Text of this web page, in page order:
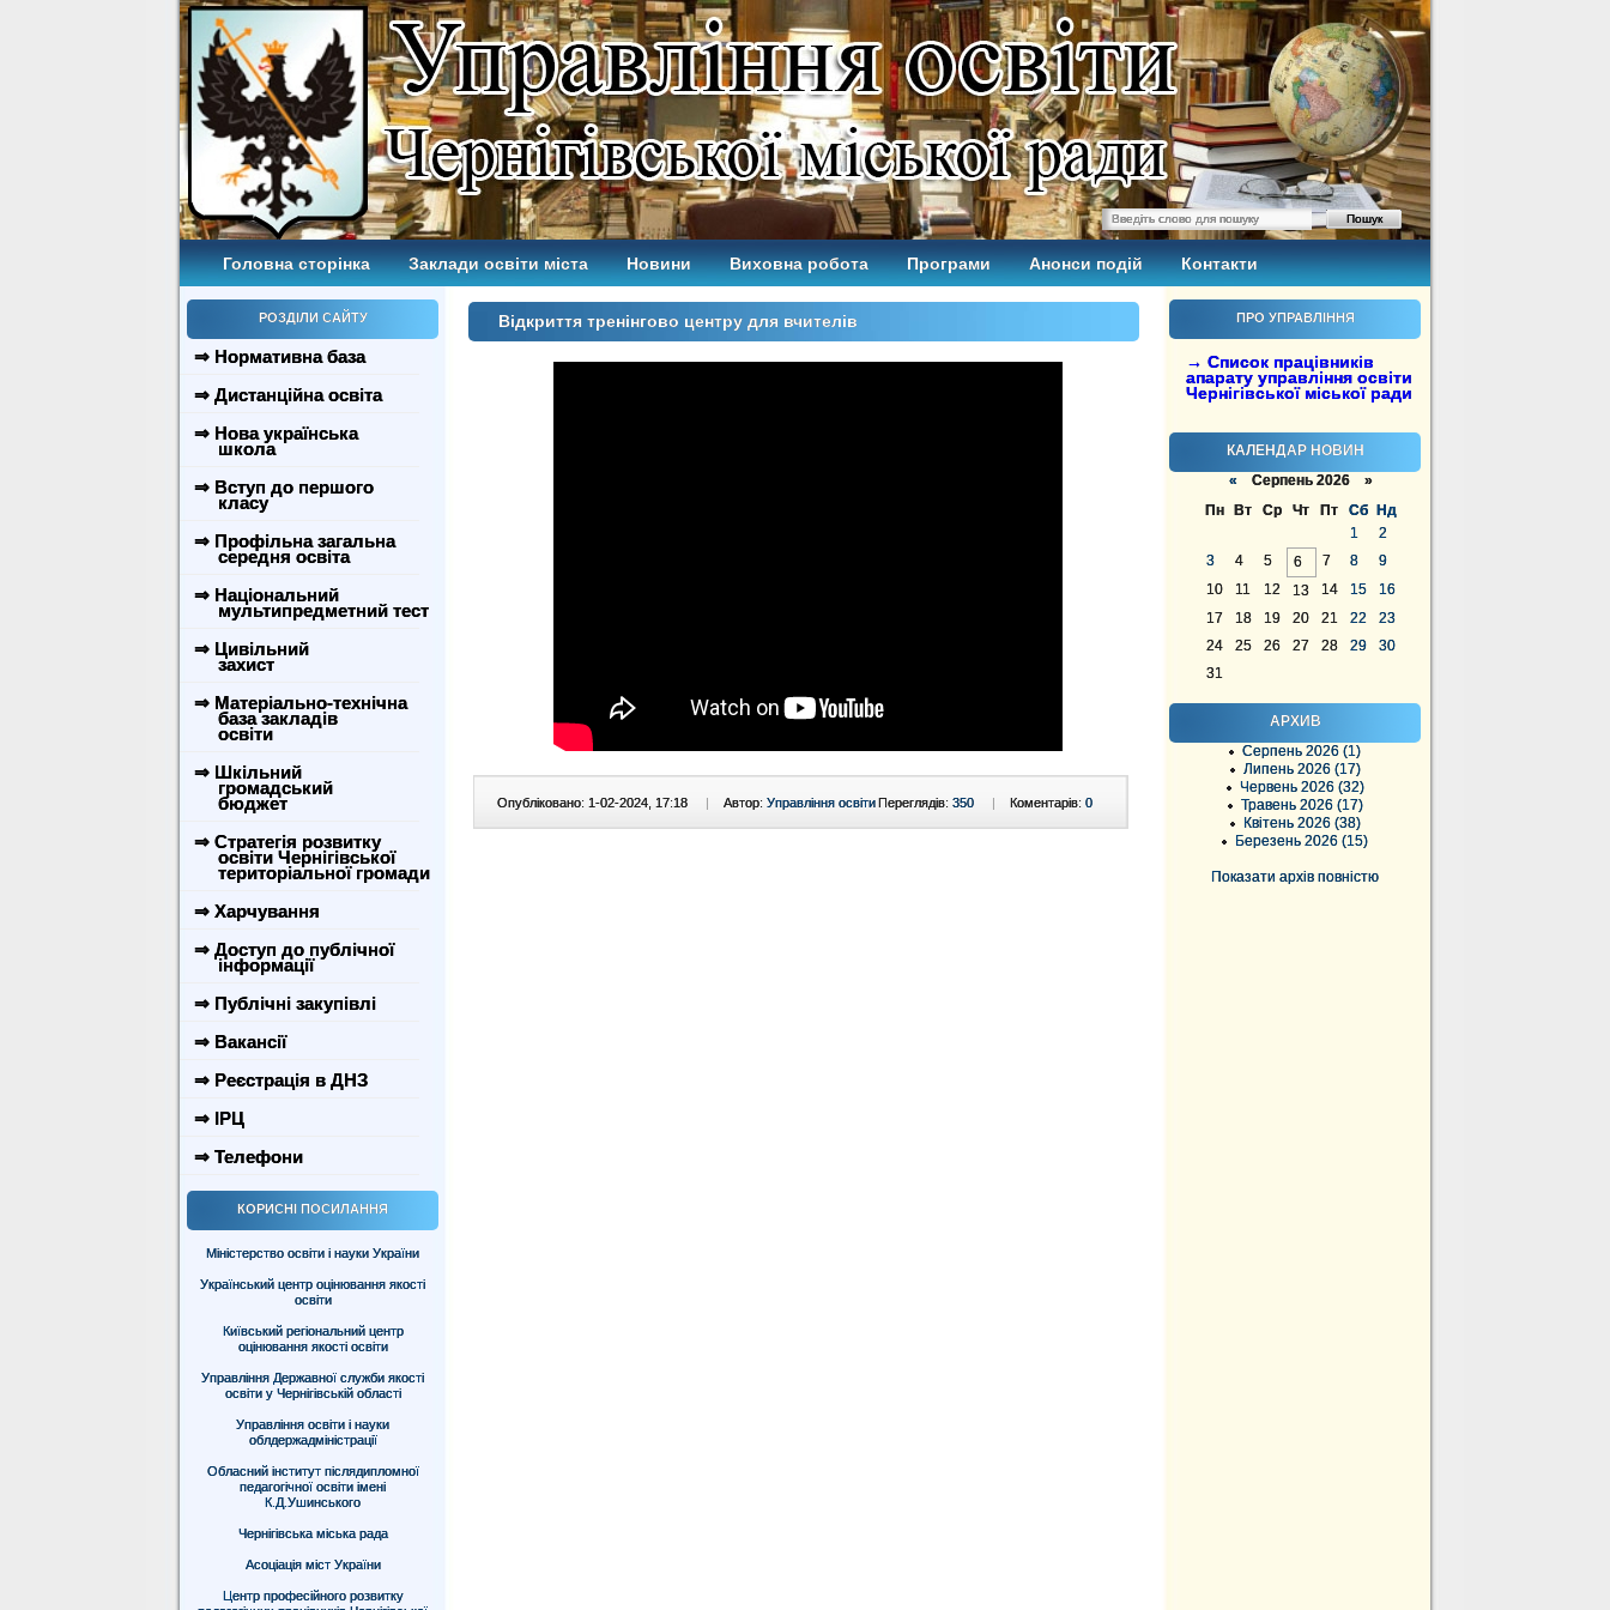
Головна сторінка Заклади освіти міста Новини Виховна робота Програми Анонси подій Контакти
РОЗДІЛИ САЙТУ
⇒ Нормативна база
⇒ Дистанційна освіта
⇒ Нова українська
школа
⇒ Вступ до першого
класу
⇒ Профільна загальна
середня освіта
⇒ Національний
мультипредметний тест
⇒ Цивільний
захист
⇒ Матеріально-технічна
база закладів
освіти
⇒ Шкільний
громадський
бюджет
⇒ Стратегія розвитку
освіти Чернігівської
територіальної громади
⇒ Харчування
⇒ Доступ до публічної
інформації
⇒ Публічні закупівлі
⇒ Вакансії
⇒ Реєстрація в ДНЗ
⇒ ІРЦ
⇒ Телефони
КОРИСНІ ПОСИЛАННЯ
Міністерство освіти і науки України
Український центр оцінювання якості
освіти
Київський регіональний центр
оцінювання якості освіти
Управління Державної служби якості
освіти у Чернігівській області
Управління освіти і науки
облдержадміністрації
Обласний інститут післядипломної
педагогічної освіти імені
К.Д.Ушинського
Чернігівська міська рада
Асоціація міст України
Центр професійного розвитку
ПРО УПРАВЛІННЯ
→ Список працівників
апарату управління освіти
Чернігівської міської ради
КАЛЕНДАР НОВИН
« Серпень 2026 »
Пн
Вт Ср Чт Пт Сб
Нд
1
2
3
4 5 6 7 8
9
10
11 12 13 14 15
16
17
18 19 20 21 22
23
24
25 26 27 28 29
30
31
АРХИВ
Серпень 2026 (1)
Липень 2026 (17)
Червень 2026 (32)
Травень 2026 (17)
Квітень 2026 (38)
Березень 2026 (15)
Показати архів повністю
Відкриття тренінгово центру для вчителів
Опубліковано: 1-02-2024, 17:18 | Автор: Управління освіти Коментарів: 0
Переглядів: 350 |